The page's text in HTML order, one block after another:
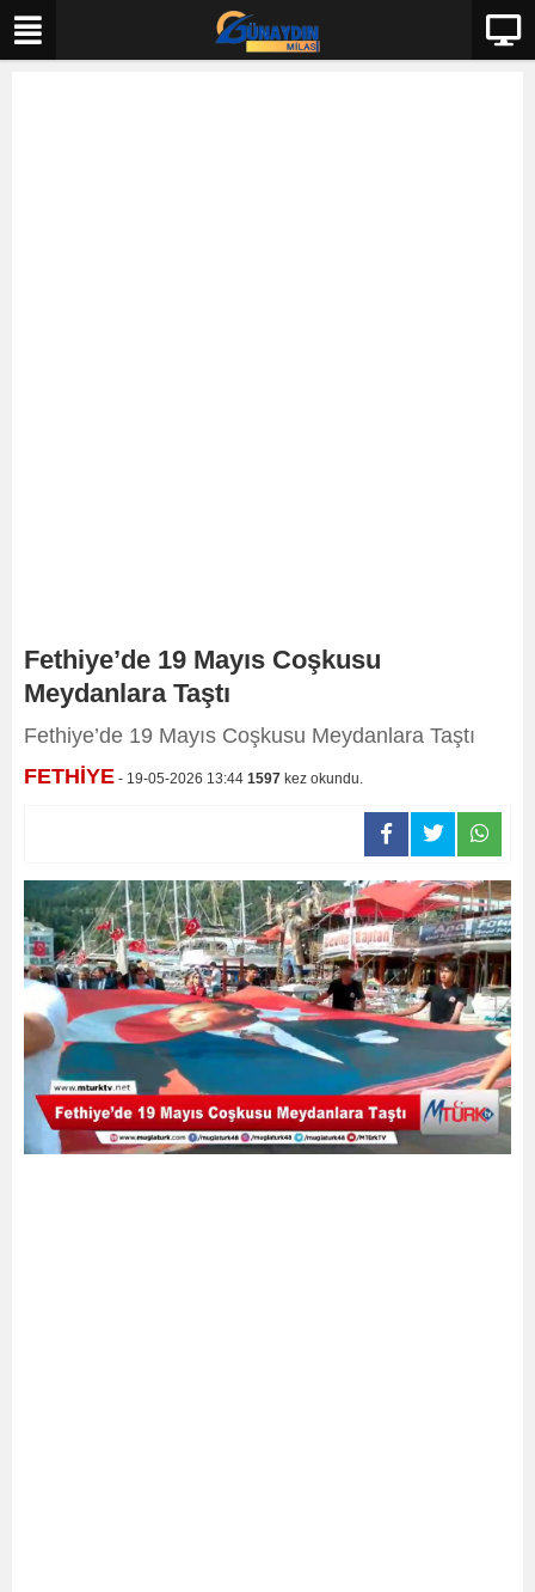
Fethiye’de 19 Mayıs Coşkusu
Meydanlara Taştı
Fethiye’de 19 Mayıs Coşkusu Meydanlara Taştı
FETHİYE - 19-05-2026 13:44 1597 kez okundu.